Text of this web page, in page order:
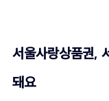
서울사랑상품권,
돼요